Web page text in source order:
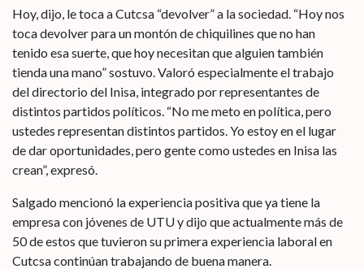
Hoy, dijo, le toca a Cutcsa “devolver” a la sociedad. “Hoy nos
toca devolver para un montón de chiquilines que no han
tenido esa suerte, que hoy necesitan que alguien también
tienda una mano” sostuvo. Valoró especialmente el trabajo
del directorio del Inisa, integrado por representantes de
distintos partidos políticos. “No me meto en política, pero
ustedes representan distintos partidos. Yo estoy en el lugar
de dar oportunidades, pero gente como ustedes en Inisa las
crean”, expresó.
Salgado mencionó la experiencia positiva que ya tiene la
empresa con jóvenes de UTU y dijo que actualmente más de
50 de estos que tuvieron su primera experiencia laboral en
Cutcsa continúan trabajando de buena manera.